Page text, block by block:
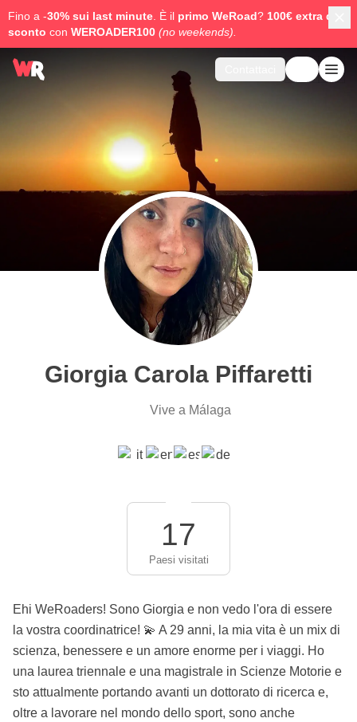
Fino a -30% sui last minute . È il primo WeRoad? 100€ extra di
sconto con WEROADER100 (no weekends).
Giorgia Carola Piffaretti
Vive a Málaga
17
Paesi visitati
Ehi WeRoaders! Sono Giorgia e non vedo l'ora di essere
la vostra coordinatrice! 💫 A 29 anni, la mia vita è un mix di
scienza, benessere e un amore enorme per i viaggi. Ho
una laurea triennale e una magistrale in Scienze Motorie e
sto attualmente portando avanti un dottorato di ricerca e,
oltre a lavorare nel mondo dello sport, sono anche